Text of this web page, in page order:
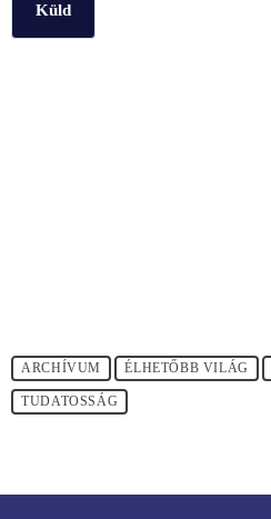
Küld
ARCHÍVUM ÉLHETŐBB VILÁG
TUDATOSSÁG